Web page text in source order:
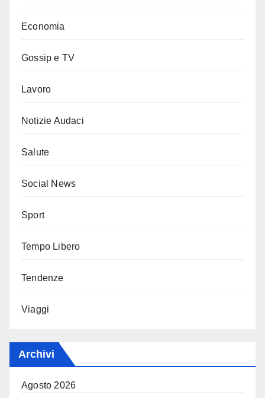
Economia
Gossip e TV
Lavoro
Notizie Audaci
Salute
Social News
Sport
Tempo Libero
Tendenze
Viaggi
Archivi
Agosto 2026